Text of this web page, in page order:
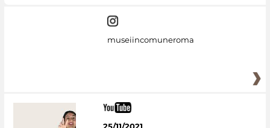
museiincomuneroma
25/11/2021